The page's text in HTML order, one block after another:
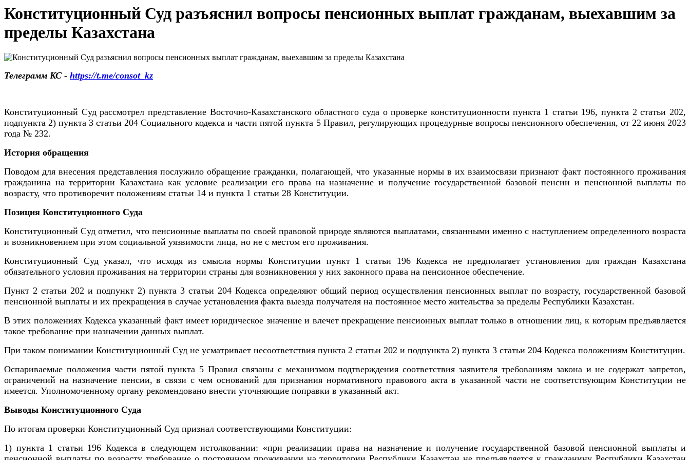
Конституционный Суд разъяснил вопросы пенсионных выплат гражданам, выехавшим за
пределы Казахстана
Телеграмм КС - https://t.me/consot_kz
Конституционный Суд рассмотрел представление Восточно-Казахстанского областного суда о проверке конституционности пункта 1 статьи 196, пункта 2 статьи 202,
подпункта 2) пункта 3 статьи 204 Социального кодекса и части пятой пункта 5 Правил, регулирующих процедурные вопросы пенсионного обеспечения, от 22 июня 2023
года № 232.
История обращения
Поводом для внесения представления послужило обращение гражданки, полагающей, что указанные нормы в их взаимосвязи признают факт постоянного проживания
гражданина на территории Казахстана как условие реализации его права на назначение и получение государственной базовой пенсии и пенсионной выплаты по
возрасту, что противоречит положениям статьи 14 и пункта 1 статьи 28 Конституции.
Позиция Конституционного Суда
Конституционный Суд отметил, что пенсионные выплаты по своей правовой природе являются выплатами, связанными именно с наступлением определенного возраста
и возникновением при этом социальной уязвимости лица, но не с местом его проживания.
Конституционный Суд указал, что исходя из смысла нормы Конституции пункт 1 статьи 196 Кодекса не предполагает установления для граждан Казахстана
обязательного условия проживания на территории страны для возникновения у них законного права на пенсионное обеспечение.
Пункт 2 статьи 202 и подпункт 2) пункта 3 статьи 204 Кодекса определяют общий период осуществления пенсионных выплат по возрасту, государственной базовой
пенсионной выплаты и их прекращения в случае установления факта выезда получателя на постоянное место жительства за пределы Республики Казахстан.
В этих положениях Кодекса указанный факт имеет юридическое значение и влечет прекращение пенсионных выплат только в отношении лиц, к которым предъявляется
такое требование при назначении данных выплат.
При таком понимании Конституционный Суд не усматривает несоответствия пункта 2 статьи 202 и подпункта 2) пункта 3 статьи 204 Кодекса положениям Конституции.
Оспариваемые положения части пятой пункта 5 Правил связаны с механизмом подтверждения соответствия заявителя требованиям закона и не содержат запретов,
ограничений на назначение пенсии, в связи с чем оснований для признания нормативного правового акта в указанной части не соответствующим Конституции не
имеется. Уполномоченному органу рекомендовано внести уточняющие поправки в указанный акт.
Выводы Конституционного Суда
По итогам проверки Конституционный Суд признал соответствующими Конституции:
1) пункта 1 статьи 196 Кодекса в следующем истолковании: «при реализации права на назначение и получение государственной базовой пенсионной выплаты и